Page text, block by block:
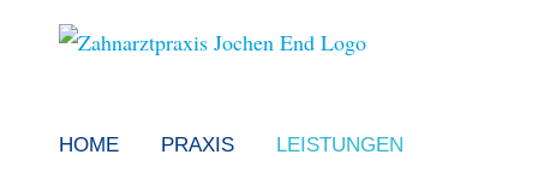
HOME PRAXIS LEISTUNGEN